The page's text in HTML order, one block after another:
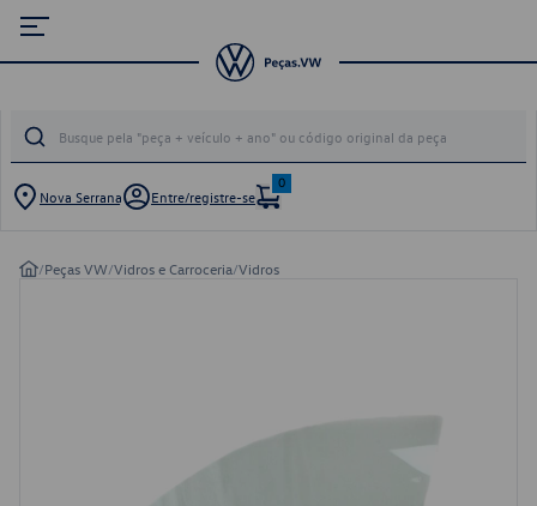
Nova Serrana Entre/registre-se
0
/Peças VW/Vidros e Carroceria/Vidros